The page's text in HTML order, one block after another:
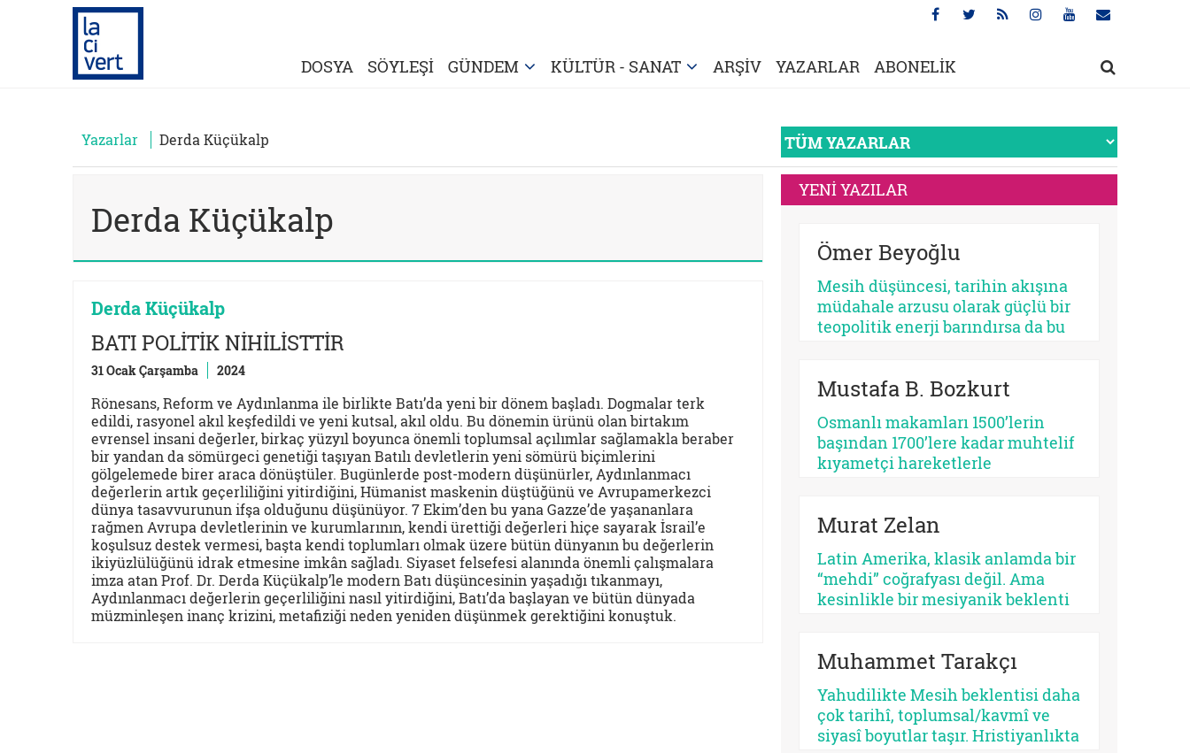
DOSYA SÖYLEŞİ GÜNDEM KÜLTÜR - SANAT ARŞİV YAZARLAR ABONELİK
Yazarlar Derda Küçükalp
Derda Küçükalp
Derda Küçükalp
BATI POLİTİK NİHİLİSTTİR
31 Ocak Çarşamba 2024
Rönesans, Reform ve Aydınlanma ile birlikte Batı’da yeni bir dönem başladı. Dogmalar terk
edildi, rasyonel akıl keşfedildi ve yeni kutsal, akıl oldu. Bu dönemin ürünü olan birtakım
evrensel insani değerler, birkaç yüzyıl boyunca önemli toplumsal açılımlar sağlamakla beraber
bir yandan da sömürgeci genetiği taşıyan Batılı devletlerin yeni sömürü biçimlerini
gölgelemede birer araca dönüştüler. Bugünlerde post-modern düşünürler, Aydınlanmacı
değerlerin artık geçerliliğini yitirdiğini, Hümanist maskenin düştüğünü ve Avrupamerkezci
dünya tasavvurunun ifşa olduğunu düşünüyor. 7 Ekim’den bu yana Gazze’de yaşananlara
rağmen Avrupa devletlerinin ve kurumlarının, kendi ürettiği değerleri hiçe sayarak İsrail’e
koşulsuz destek vermesi, başta kendi toplumları olmak üzere bütün dünyanın bu değerlerin
ikiyüzlülüğünü idrak etmesine imkân sağladı. Siyaset felsefesi alanında önemli çalışmalara
imza atan Prof. Dr. Derda Küçükalp’le modern Batı düşüncesinin yaşadığı tıkanmayı,
Aydınlanmacı değerlerin geçerliliğini nasıl yitirdiğini, Batı’da başlayan ve bütün dünyada
müzminleşen inanç krizini, metafiziği neden yeniden düşünmek gerektiğini konuştuk.
YENİ YAZILAR
Ömer Beyoğlu
Mesih düşüncesi, tarihin akışına
müdahale arzusu olarak güçlü bir
teopolitik enerji barındırsa da bu
toplumsal bir çürümeyi ve
Dünyayı bir bekleme odasına
çeviren her tasavvur, şimdiyi ve
insan iradesini değersizleştirir.
Mustafa B. Bozkurt
Osmanlı makamları 1500’lerin
başından 1700’lere kadar muhtelif
kıyametçi hareketlerle
başarmıştır. Bu devrin, özellikle
devri olması tesadüf değildir.
Siyasi krizler kıyametçi
beklentileri tetiklemektedir.
Murat Zelan
Latin Amerika, klasik anlamda bir
“mehdi” coğrafyası değil. Ama
kesinlikle bir mesiyanik beklenti
beklemez, çoğu zaman kendi
yarasına benzeyen bir yüz arar. Bu
yüzden kıtanın azizleri
kusurludur, öfkelidir, bazen
günahkârdır, bazen başarısızdır.
Muhammet Tarakçı
Yahudilikte Mesih beklentisi daha
çok tarihî, toplumsal/kavmî ve
siyasî boyutlar taşır. Hristiyanlıkta